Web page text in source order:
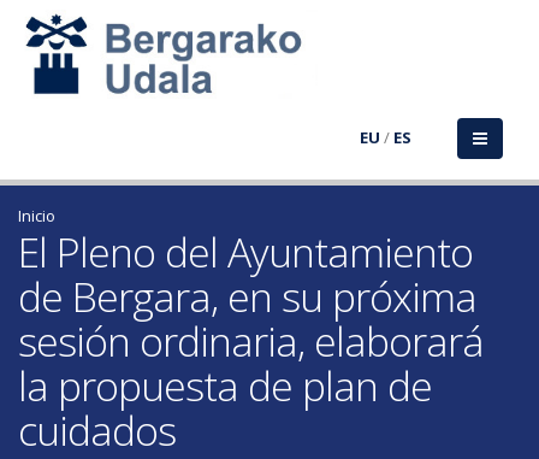
EU / ES
Inicio
El Pleno del Ayuntamiento
de Bergara, en su próxima
sesión ordinaria, elaborará
la propuesta de plan de
cuidados